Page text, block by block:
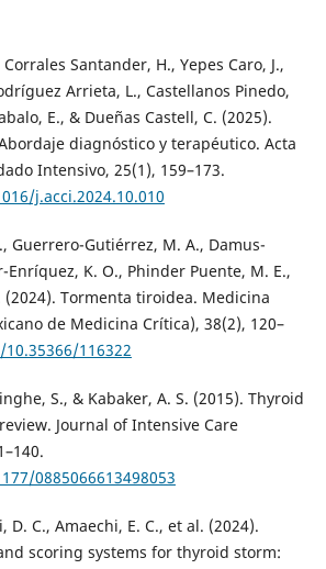
Santander, H., Yepes Caro, J.,
Arrieta, L., Castellanos Pinedo,
E., & Dueñas Castell, C. (2025).
diagnóstico y terapéutico. Acta
Intensivo, 25(1), 159–173.
j.acci.2024.10.010
Guerrero-Gutiérrez, M. A., Damus-
Enríquez, K. O., Phinder Puente, M. E.,
(2024). Tormenta tiroidea. Medicina
de Medicina Crítica), 38(2), 120–
116322
S., & Kabaker, A. S. (2015). Thyroid
Journal of Intensive Care
0885066613498053
D. C., Amaechi, E. C., et al. (2024).
scoring systems for thyroid storm: